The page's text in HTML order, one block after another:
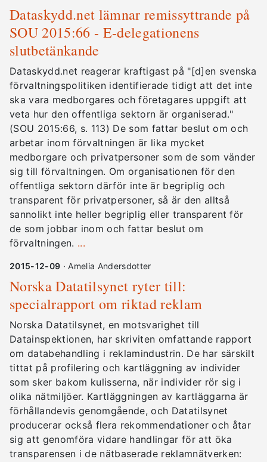
Dataskydd.net lämnar remissyttrande på
SOU 2015:66 - E-delegationens
slutbetänkande
Dataskydd.net reagerar kraftigast på "[d]en svenska
förvaltningspolitiken identifierade tidigt att det inte
ska vara medborgares och företagares uppgift att
veta hur den offentliga sektorn är organiserad."
(SOU 2015:66, s. 113) De som fattar beslut om och
arbetar inom förvaltningen är lika mycket
medborgare och privatpersoner som de som vänder
sig till förvaltningen. Om organisationen för den
offentliga sektorn därför inte är begriplig och
transparent för privatpersoner, så är den alltså
sannolikt inte heller begriplig eller transparent för
de som jobbar inom och fattar beslut om
förvaltningen. ...
2015-12-09 · Amelia Andersdotter
Norska Datatilsynet ryter till:
specialrapport om riktad reklam
Norska Datatilsynet, en motsvarighet till
Datainspektionen, har skriviten omfattande rapport
om databehandling i reklamindustrin. De har särskilt
tittat på profilering och kartläggning av individer
som sker bakom kulisserna, när individer rör sig i
olika nätmiljöer. Kartläggningen av kartläggarna är
förhållandevis genomgående, och Datatilsynet
producerar också flera rekommendationer och åtar
sig att genomföra vidare handlingar för att öka
transparensen i de nätbaserade reklamnätverken: